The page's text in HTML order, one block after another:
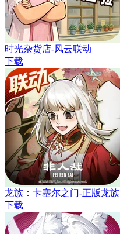
时光杂货店-风云联动
下载
龙族：卡塞尔之门-正版龙族
下载